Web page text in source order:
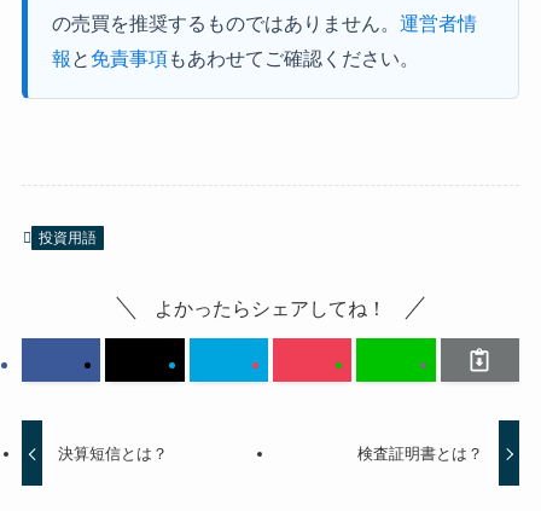
の売買を推奨するものではありません。運営者情
報 と 免責事項もあわせてご確認ください。
投資用語
よかったらシェアしてね！
決算短信とは？ 検査証明書とは？